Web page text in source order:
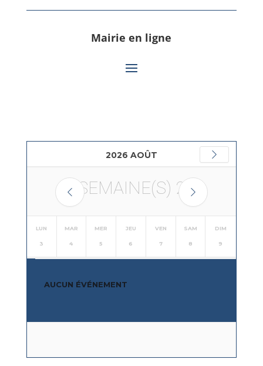
Mairie en ligne
2026 AOÛT
SEMAINE(S) 2
LUN
3
MAR
4
MER
5
JEU
6
VEN
7
SAM
8
DIM
9
AUCUN ÉVÉNEMENT